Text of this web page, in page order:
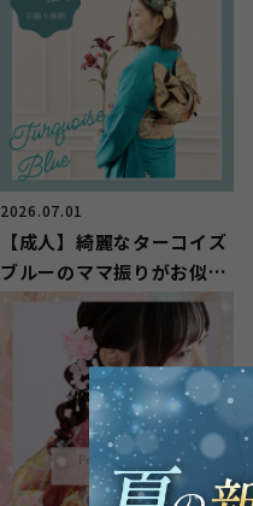
2026.07.01
【成人】綺麗なターコイズ
ブルーのママ振りがお似合
いのお嬢様【長泉町】